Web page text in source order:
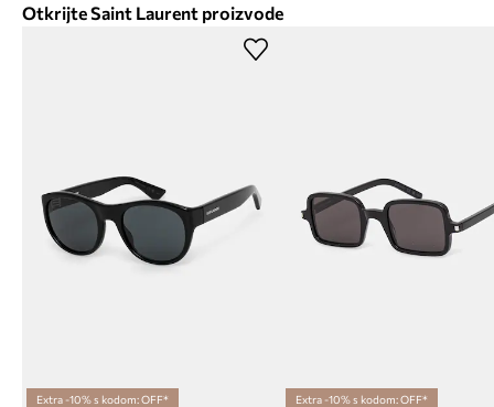
Otkrijte Saint Laurent proizvode
Extra -10% s kodom: OFF* Extra -10% s kodom: OFF*